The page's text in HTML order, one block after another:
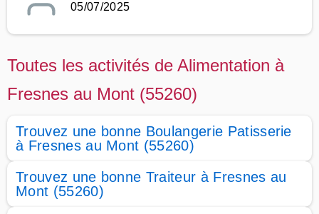
05/07/2025
Toutes les activités de Alimentation à
Fresnes au Mont (55260)
Trouvez une bonne Boulangerie Patisserie
à Fresnes au Mont (55260)
Trouvez une bonne Traiteur à Fresnes au
Mont (55260)